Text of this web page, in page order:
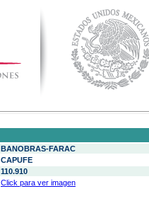
BANOBRAS-FARAC
CAPUFE
110.910
Click para ver imagen